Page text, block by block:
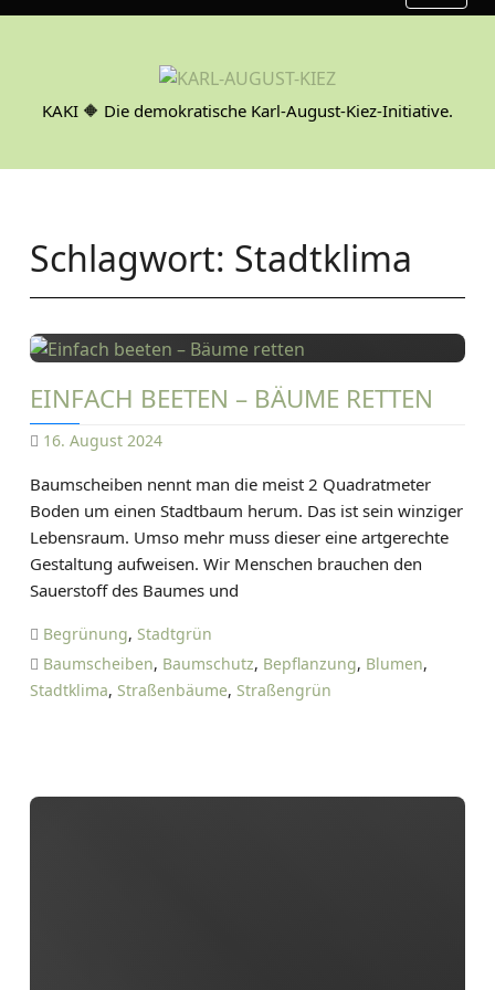
S
c
KAKI 🔶 Die demokratische Karl-August-Kiez-Initiative.
Schlagwort: Stadtklima
EINFACH BEETEN – BÄUME RETTEN
16. August 2024
A
N
I
E
L
T
E
Baumscheiben nennt man die meist 2 Quadratmeter
Boden um einen Stadtbaum herum. Das ist sein winziger
Lebensraum. Umso mehr muss dieser eine artgerechte
Gestaltung aufweisen. Wir Menschen brauchen den
Sauerstoff des Baumes und
Begrünung, Stadtgrün
Baumscheiben, Baumschutz, Bepflanzung, Blumen,
Stadtklima, Straßenbäume, Straßengrün